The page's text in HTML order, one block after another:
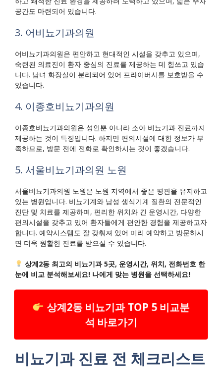
공간도 마련되어 있습니다.
3. 어비뇨기과의원
어비뇨기과의원은 편안하고 현대적인 시설을 갖추고 있으며,
숙련된 의료진이 환자 중심의 진료를 제공하는 데 힘쓰고 있습
니다. 남녀 화장실이 분리되어 있어 프라이버시를 보호받을 수
있습니다.
4. 이종호비뇨기과의원
이종호비뇨기과의원은 성인뿐 아니라 소아 비뇨기과 진료까지
제공하는 것이 특징입니다. 하지만 편의시설에 대한 정보가 부
족하므로, 방문 전에 전화로 확인하시는 것이 좋겠습니다.
5. 서울비뇨기과의원 노원
서울비뇨기과의원 노원은 노원 지역에서 좋은 평판을 유지하고
있는 병원입니다. 비뇨기계와 남성 생식기계 질환의 전문적인
진단 및 치료를 제공하며, 편리한 위치와 긴 운영시간, 다양한
편의시설을 갖추고 있어 환자들에게 편안한 경험을 제공하고자
합니다. 예약시스템도 잘 갖춰져 있어 미리 예약하고 방문하시
면 더욱 원활한 진료를 받으실 수 있습니다.
상계2동 최고의 비뇨기과 5곳, 운영시간, 위치, 전화번호 한
눈에 비교 분석해보세요! 나에게 맞는 병원을 선택하세요!
상계2동 비뇨기과 TOP 5 비교분
석 바로가기
비뇨기과 진료 전 체크리스트